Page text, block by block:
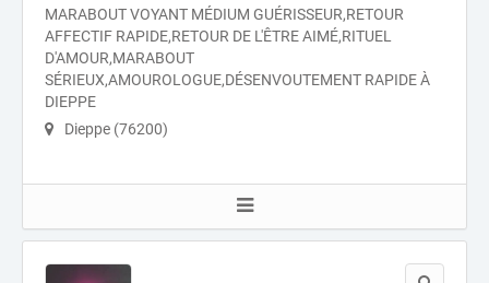
MARABOUT VOYANT MÉDIUM GUÉRISSEUR,RETOUR
AFFECTIF RAPIDE,RETOUR DE L'ÊTRE AIMÉ,RITUEL
D'AMOUR,MARABOUT
SÉRIEUX,AMOUROLOGUE,DÉSENVOUTEMENT RAPIDE À
DIEPPE
Dieppe (76200)